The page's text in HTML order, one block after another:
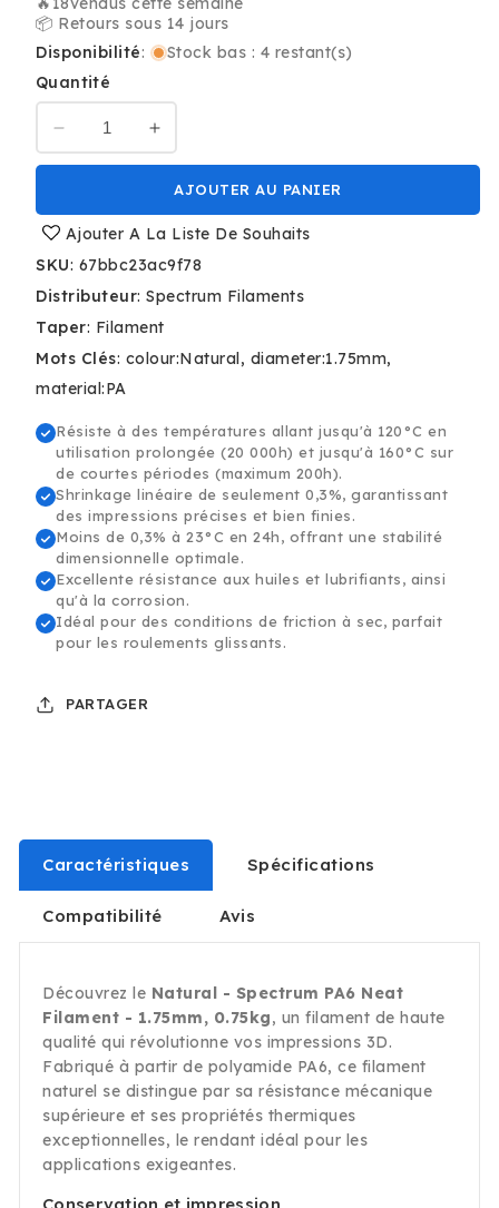
📦 Retours sous 14 jours
Disponibilité:
Stock bas : 4 restant(s)
Quantité
Réduire
la
Naturel
-
Spectrum
PA6
Neat
Filament
-
1.75mm,
Augmenter
la
quantité
Naturel
Spectrum
PA6
Neat
Filament
-
AJOUTER AU PANIER
Ajouter A La Liste De Souhaits
SKU: 67bbc23ac9f78
Distributeur: Spectrum Filaments
Taper: Filament
Mots Clés: colour:Natural
diameter:1.75mm
material:PA
Résiste à des températures allant jusqu'à 120°C en
utilisation prolongée (20 000h) et jusqu'à 160°C sur
de courtes périodes (maximum 200h).
Shrinkage linéaire de seulement 0,3%, garantissant
des impressions précises et bien finies.
Moins de 0,3% à 23°C en 24h, offrant une stabilité
dimensionnelle optimale.
Excellente résistance aux huiles et lubrifiants, ainsi
qu'à la corrosion.
Idéal pour des conditions de friction à sec, parfait
pour les roulements glissants.
PARTAGER
Caractéristiques Spécifications
Compatibilité Avis
Découvrez le Natural - Spectrum PA6 Neat
Filament - 1.75mm, 0.75kg, un filament de haute
qualité qui révolutionne vos impressions 3D.
Fabriqué à partir de polyamide PA6, ce filament
naturel se distingue par sa résistance mécanique
supérieure et ses propriétés thermiques
exceptionnelles, le rendant idéal pour les
applications exigeantes.